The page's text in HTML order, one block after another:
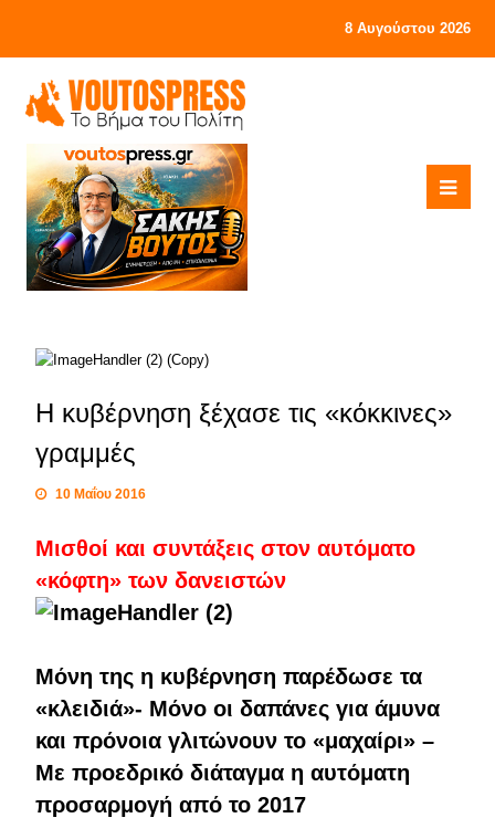
8 Αυγούστου 2026
Η κυβέρνηση ξέχασε τις «κόκκινες»
γραμμές
10 Μαΐου 2016
Μισθοί και συντάξεις στον αυτόματο
«κόφτη» των δανειστών
Μόνη της η κυβέρνηση παρέδωσε τα
«κλειδιά»- Μόνο οι δαπάνες για άμυνα
και πρόνοια γλιτώνουν το «μαχαίρι» –
Με προεδρικό διάταγμα η αυτόματη
προσαρμογή από το 2017